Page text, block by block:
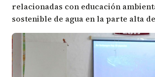
relacionadas con educación
sostenible de agua en la parte alta